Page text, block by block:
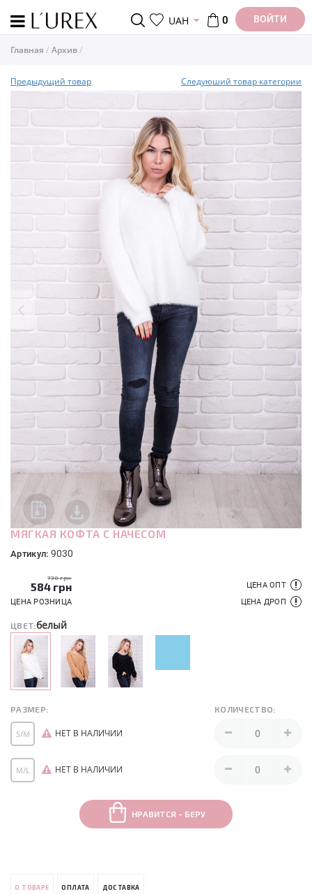
UAH 0 ВОЙТИ
Главная Архив
Предыдущий товар Следуюший товар категории
МЯГКАЯ КОФТА С НАЧЕСОМ
Артикул: 9030
730 грн
584 грн
ЦЕНА РОЗНИЦА
ЦЕНА ОПТ
ЦЕНА ДРОП
ЦВЕТ:белый
РАЗМЕР: КОЛИЧЕСТВО:
S/M НЕТ В НАЛИЧИИ
M/L НЕТ В НАЛИЧИИ
НРАВИТСЯ - БЕРУ
О ТОВАРЕ ОПЛАТА ДОСТАВКА